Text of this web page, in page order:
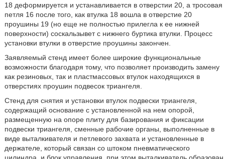
18 деформируется и устанавливается в отверстии 20, а тросовая
петля 16 после того, как втулка 18 вошла в отверстие 20
проушины 19 (но еще не полностью прилегла к ее нижней
поверхности) соскальзывет с нижнего буртика втулки. Процесс
установки втулки в отверстие проушины закончен.
Заявляемый стенд имеет более широкие функциональные
возможности благодаря тому, что позволяет производить замену
как резиновых, так и пластмассовых втулок находящихся в
отверстиях проушин подвесок триангеля.
Стенд для снятия и установки втулок подвески триангеля,
содержащий основание с установленной на нем опорой,
размещенную на опоре плиту для базирования и фиксации
подвески триангеля, сменные рабочие органы, выполненные в
виде выталкивателя и петлевого захвата и установленные в
держателе, который связан со штоком пневматического